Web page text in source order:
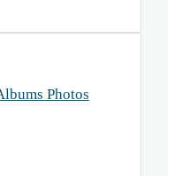
Photos